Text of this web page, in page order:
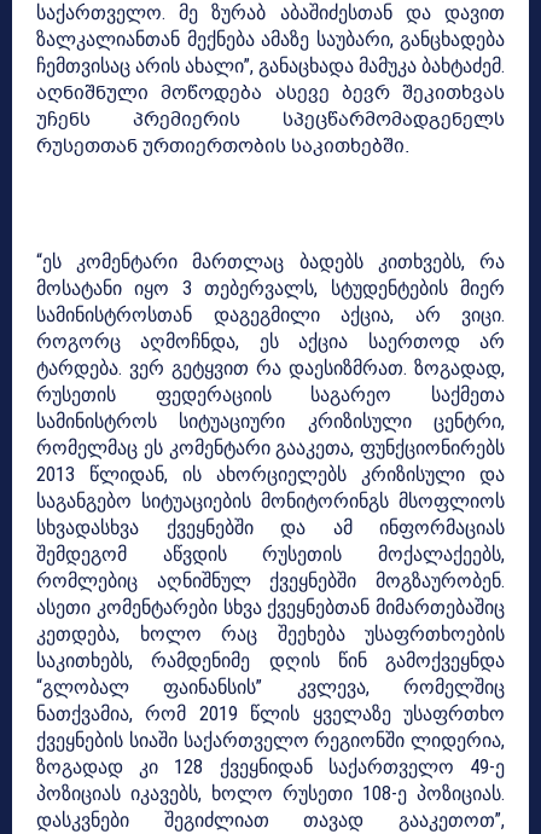
საქართველო. მე ზურაბ აბაშიძესთან და დავით
ზალკალიანთან მექნება ამაზე საუბარი, განცხადება
ჩემთვისაც არის ახალი”, განაცხადა მამუკა ბახტაძემ.
აღნიშნული მოწოდება ასევე ბევრ შეკითხვას
უჩენს პრემიერის სპეცწარმომადგენელს
რუსეთთან ურთიერთობის საკითხებში.
“ეს კომენტარი მართლაც ბადებს კითხვებს, რა
მოსატანი იყო 3 თებერვალს, სტუდენტების მიერ
სამინისტროსთან დაგეგმილი აქცია, არ ვიცი.
როგორც აღმოჩნდა, ეს აქცია საერთოდ არ
ტარდება. ვერ გეტყვით რა დაესიზმრათ. ზოგადად,
რუსეთის ფედერაციის საგარეო საქმეთა
სამინისტროს სიტუაციური კრიზისული ცენტრი,
რომელმაც ეს კომენტარი გააკეთა, ფუნქციონირებს
2013 წლიდან, ის ახორციელებს კრიზისული და
საგანგებო სიტუაციების მონიტორინგს მსოფლიოს
სხვადასხვა ქვეყნებში და ამ ინფორმაციას
შემდეგომ აწვდის რუსეთის მოქალაქეებს,
რომლებიც აღნიშნულ ქვეყნებში მოგზაურობენ.
ასეთი კომენტარები სხვა ქვეყნებთან მიმართებაშიც
კეთდება, ხოლო რაც შეეხება უსაფრთხოების
საკითხებს, რამდენიმე დღის წინ გამოქვეყნდა
“გლობალ ფაინანსის” კვლევა, რომელშიც
ნათქვამია, რომ 2019 წლის ყველაზე უსაფრთხო
ქვეყნების სიაში საქართველო რეგიონში ლიდერია,
ზოგადად კი 128 ქვეყნიდან საქართველო 49-ე
პოზიციას იკავებს, ხოლო რუსეთი 108-ე პოზიციას.
დასკვნები შეგიძლიათ თავად გააკეთოთ”,